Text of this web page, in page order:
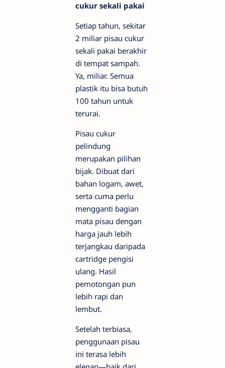
cukur sekali pakai
Setiap tahun, sekitar
2 miliar pisau cukur
sekali pakai berakhir
di tempat sampah.
Ya, miliar. Semua
plastik itu bisa butuh
100 tahun untuk
terurai.
Pisau cukur
pelindung
merupakan pilihan
bijak. Dibuat dari
bahan logam, awet,
serta cuma perlu
mengganti bagian
mata pisau dengan
harga jauh lebih
terjangkau daripada
cartridge pengisi
ulang. Hasil
pemotongan pun
lebih rapi dan
lembut.
Setelah terbiasa,
penggunaan pisau
ini terasa lebih